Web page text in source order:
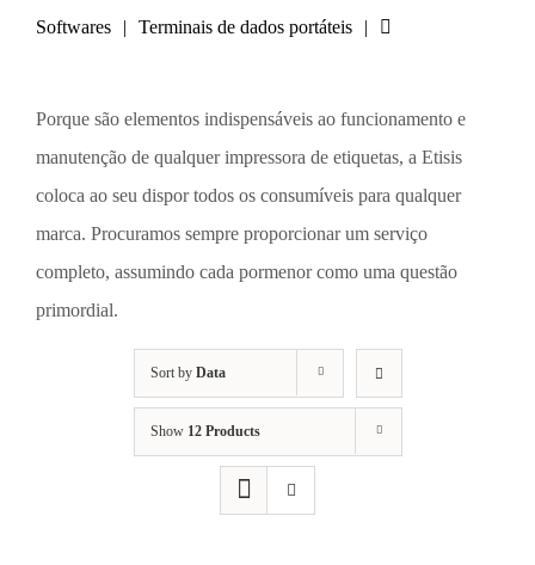
Softwares
Terminais de dados portáteis
Porque são elementos indispensáveis ao funcionamento e
manutenção de qualquer impressora de etiquetas, a Etisis
coloca ao seu dispor todos os consumíveis para qualquer
marca. Procuramos sempre proporcionar um serviço
completo, assumindo cada pormenor como uma questão
primordial.
Sort by Data
Show 12 Products